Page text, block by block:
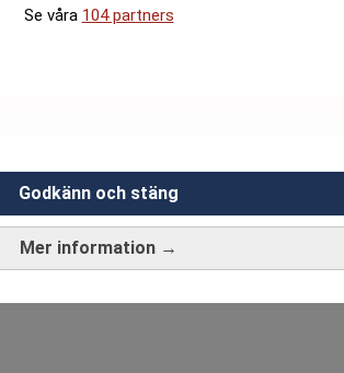
Se våra 104 partners
Mer information →
Godkänn och stäng